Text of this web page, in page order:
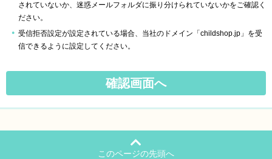
されていないか、迷惑メールフォルダに振り分けられていないかをご確認く
ださい。
受信拒否設定が設定されている場合、当社のドメイン「childshop.jp」を受
信できるように設定してください。
このページの先頭へ